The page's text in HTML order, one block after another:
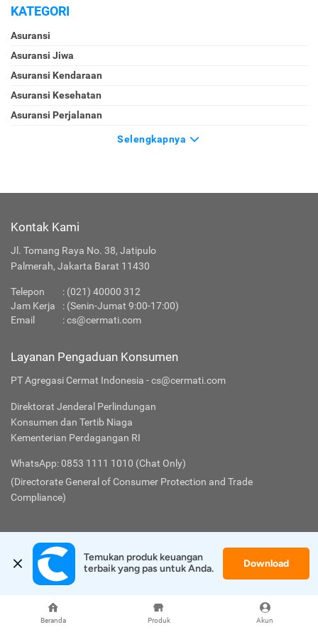
Beranda Produk Akun
KATEGORI
Asuransi
Asuransi Jiwa
Asuransi Kendaraan
Asuransi Kesehatan
Asuransi Perjalanan
Selengkapnya
Kontak Kami
Jl. Tomang Raya No. 38, Jatipulo
Palmerah, Jakarta Barat 11430
Telepon
: (021) 40000 312
Jam Kerja
: (Senin-Jumat 9:00-17:00)
Email
:cs@cermati.com
Layanan Pengaduan Konsumen
PT Agregasi Cermat Indonesia - cs@cermati.com
Direktorat Jenderal Perlindungan
Konsumen dan Tertib Niaga
Kementerian Perdagangan RI
WhatsApp: 0853 1111 1010 (Chat Only)
(Directorate General of Consumer Protection and Trade
Compliance)
Cermati
Tentang Kami Syarat & Ketentuan
Temukan produk keuangan
terbaik yang pas untuk Anda.
Download